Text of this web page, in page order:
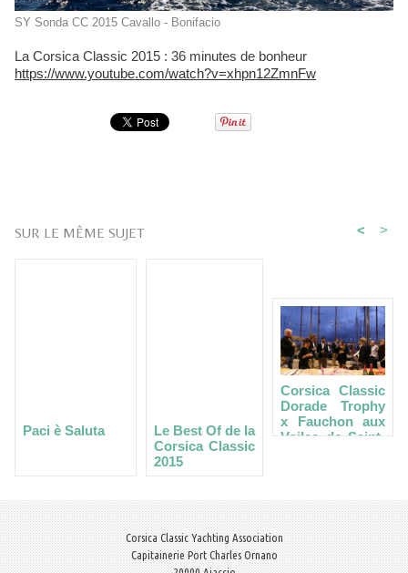
SY Sonda CC 2015 Cavallo - Bonifacio
La Corsica Classic 2015 : 36 minutes de bonheur
https://www.youtube.com/watch?v=xhpn12ZmnFw
SUR LE MÊME SUJET < >
Paci è Saluta
Le Best Of de la
Corsica Classic
2015
Corsica Classic
Dorade Trophy
x Fauchon aux
Voiles de Saint-
Corsica Classic Yachting Association
Capitainerie Port Charles Ornano